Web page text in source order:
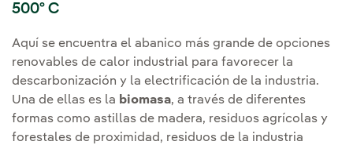
500º C
Aquí se encuentra el abanico más grande de opciones
renovables de calor industrial para favorecer la
descarbonización y la electrificación de la industria.
Una de ellas es la biomasa, a través de diferentes
formas como astillas de madera, residuos agrícolas y
forestales de proximidad, residuos de la industria